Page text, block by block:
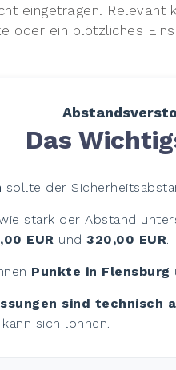
eingetragen. Relevant
oder ein plötzliches
Das
sollte der
stark der Abstand
EUR und320,00 EUR.
Punkte in Flensburg
sind technisch
sich lohnen.